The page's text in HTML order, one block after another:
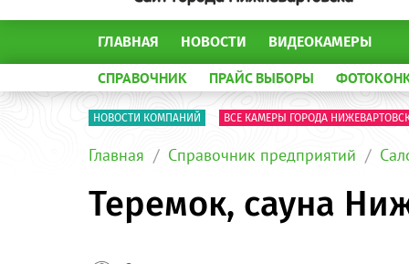
ГЛАВНАЯ НОВОСТИ ВИДЕОКАМЕРЫ
СПРАВОЧНИК ПРАЙС ВЫБОРЫ
НОВОСТИ КОМПАНИЙ ВСЕ КАМЕРЫ ГОРОДА
Главная Справочник предприятий
Теремок, сауна